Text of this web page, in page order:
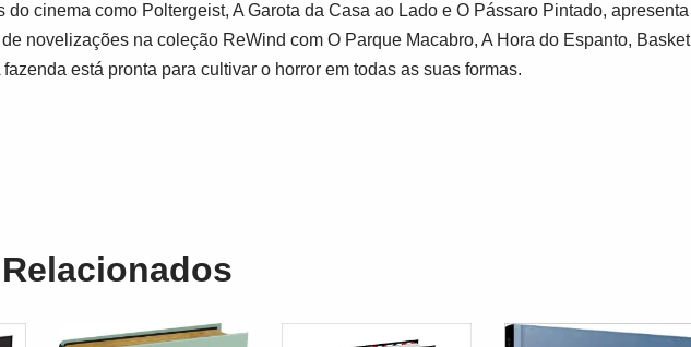
do cinema como Poltergeist, A Garota da Casa ao Ladoe O Pássaro Pintado, apresenta
novelizações na coleção ReWind com O Parque Macabro, A Hora do Espanto, Basket
fazenda está pronta para cultivar o horror em todas as suas formas.